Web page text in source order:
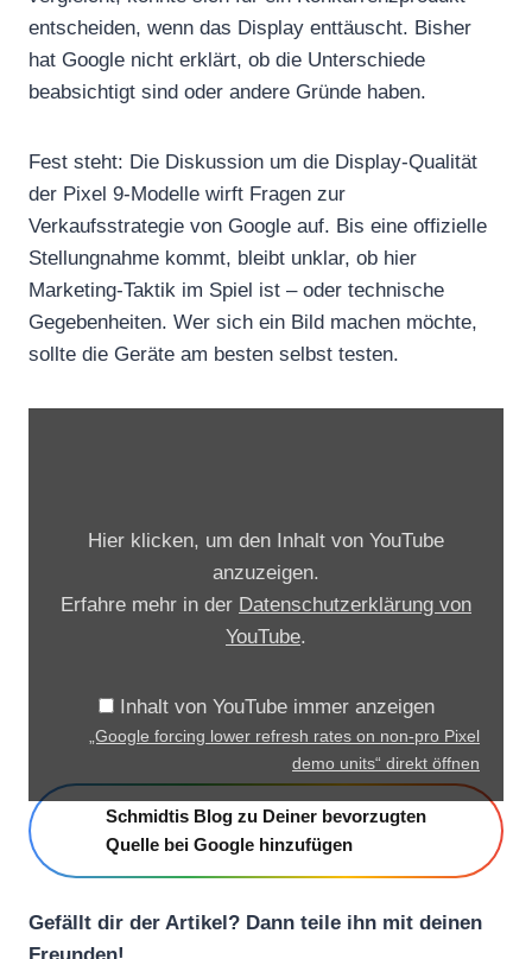
entscheiden, wenn das Display enttäuscht. Bisher
hat Google nicht erklärt, ob die Unterschiede
beabsichtigt sind oder andere Gründe haben.
Fest steht: Die Diskussion um die Display-Qualität
der Pixel 9-Modelle wirft Fragen zur
Verkaufsstrategie von Google auf. Bis eine offizielle
Stellungnahme kommt, bleibt unklar, ob hier
Marketing-Taktik im Spiel ist – oder technische
Gegebenheiten. Wer sich ein Bild machen möchte,
sollte die Geräte am besten selbst testen.
i
n
g
o
Hier klicken, um den Inhalt von YouTube
anzuzeigen.
Erfahre mehr in der Datenschutzerklärung von
YouTube.
Inhalt von YouTube immer anzeigen
„Google forcing lower refresh rates on non-pro Pixel
demo units“ direkt öffnen
Schmidtis Blog zu Deiner bevorzugten
Quelle bei Google hinzufügen
Gefällt dir der Artikel? Dann teile ihn mit deinen